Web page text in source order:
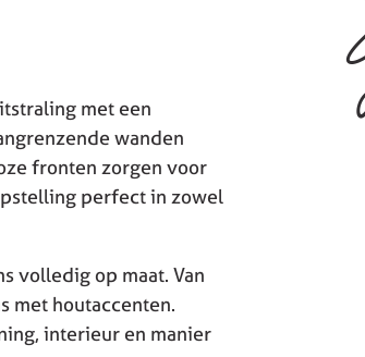
met een
wanden
fronten zorgen voor
perfect in zowel
volledig op maat. Van
met houtaccenten.
interieur en manier